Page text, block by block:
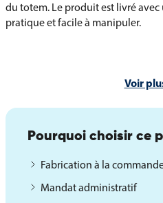
du totem. Le produit est livré
pratique et facile à manipuler.
Rail supérieur clippant + glissière
Mâts télescopiques hybrides : 2
cm, 3 mâts pour les largeurs 240
Visuel en textile 220 g/m² anti-feu
Tête de mât non visible depuis
Sac de transport et de rangement
Voir
Pourquoi choisir ce
Fabrication à la
Mandat administratif